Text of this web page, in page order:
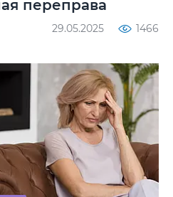
переправа
29.05.2025 1466